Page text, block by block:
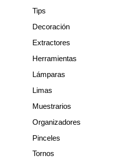
Tips
Decoración
Extractores
Herramientas
Lámparas
Limas
Muestrarios
Organizadores
Pinceles
Tornos